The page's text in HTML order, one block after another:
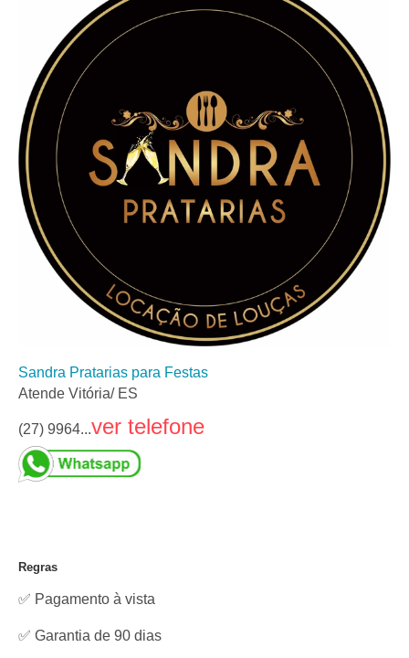
Sandra Pratarias para Festas
Atende Vitória/ ES
(27) 9964...ver telefone
Regras
✅ Pagamento à vista
✅ Garantia de 90 dias